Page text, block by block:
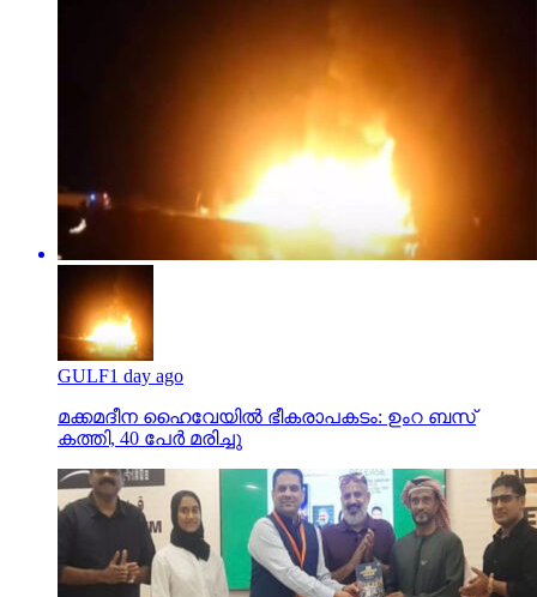
GULF1 day ago
മക്കമദീന ഹൈവേയില്‍ ഭീകരാപകടം: ഉംറ ബസ്
കത്തി, 40 പേര്‍ മരിച്ചു